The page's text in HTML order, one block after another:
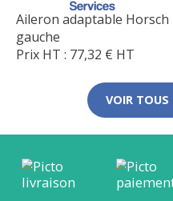
Aileron adaptable
gauche
Prix HT : 77,32 € HT
VOIR TOUS